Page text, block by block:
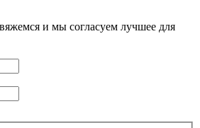
и мы согласуем лучшее для